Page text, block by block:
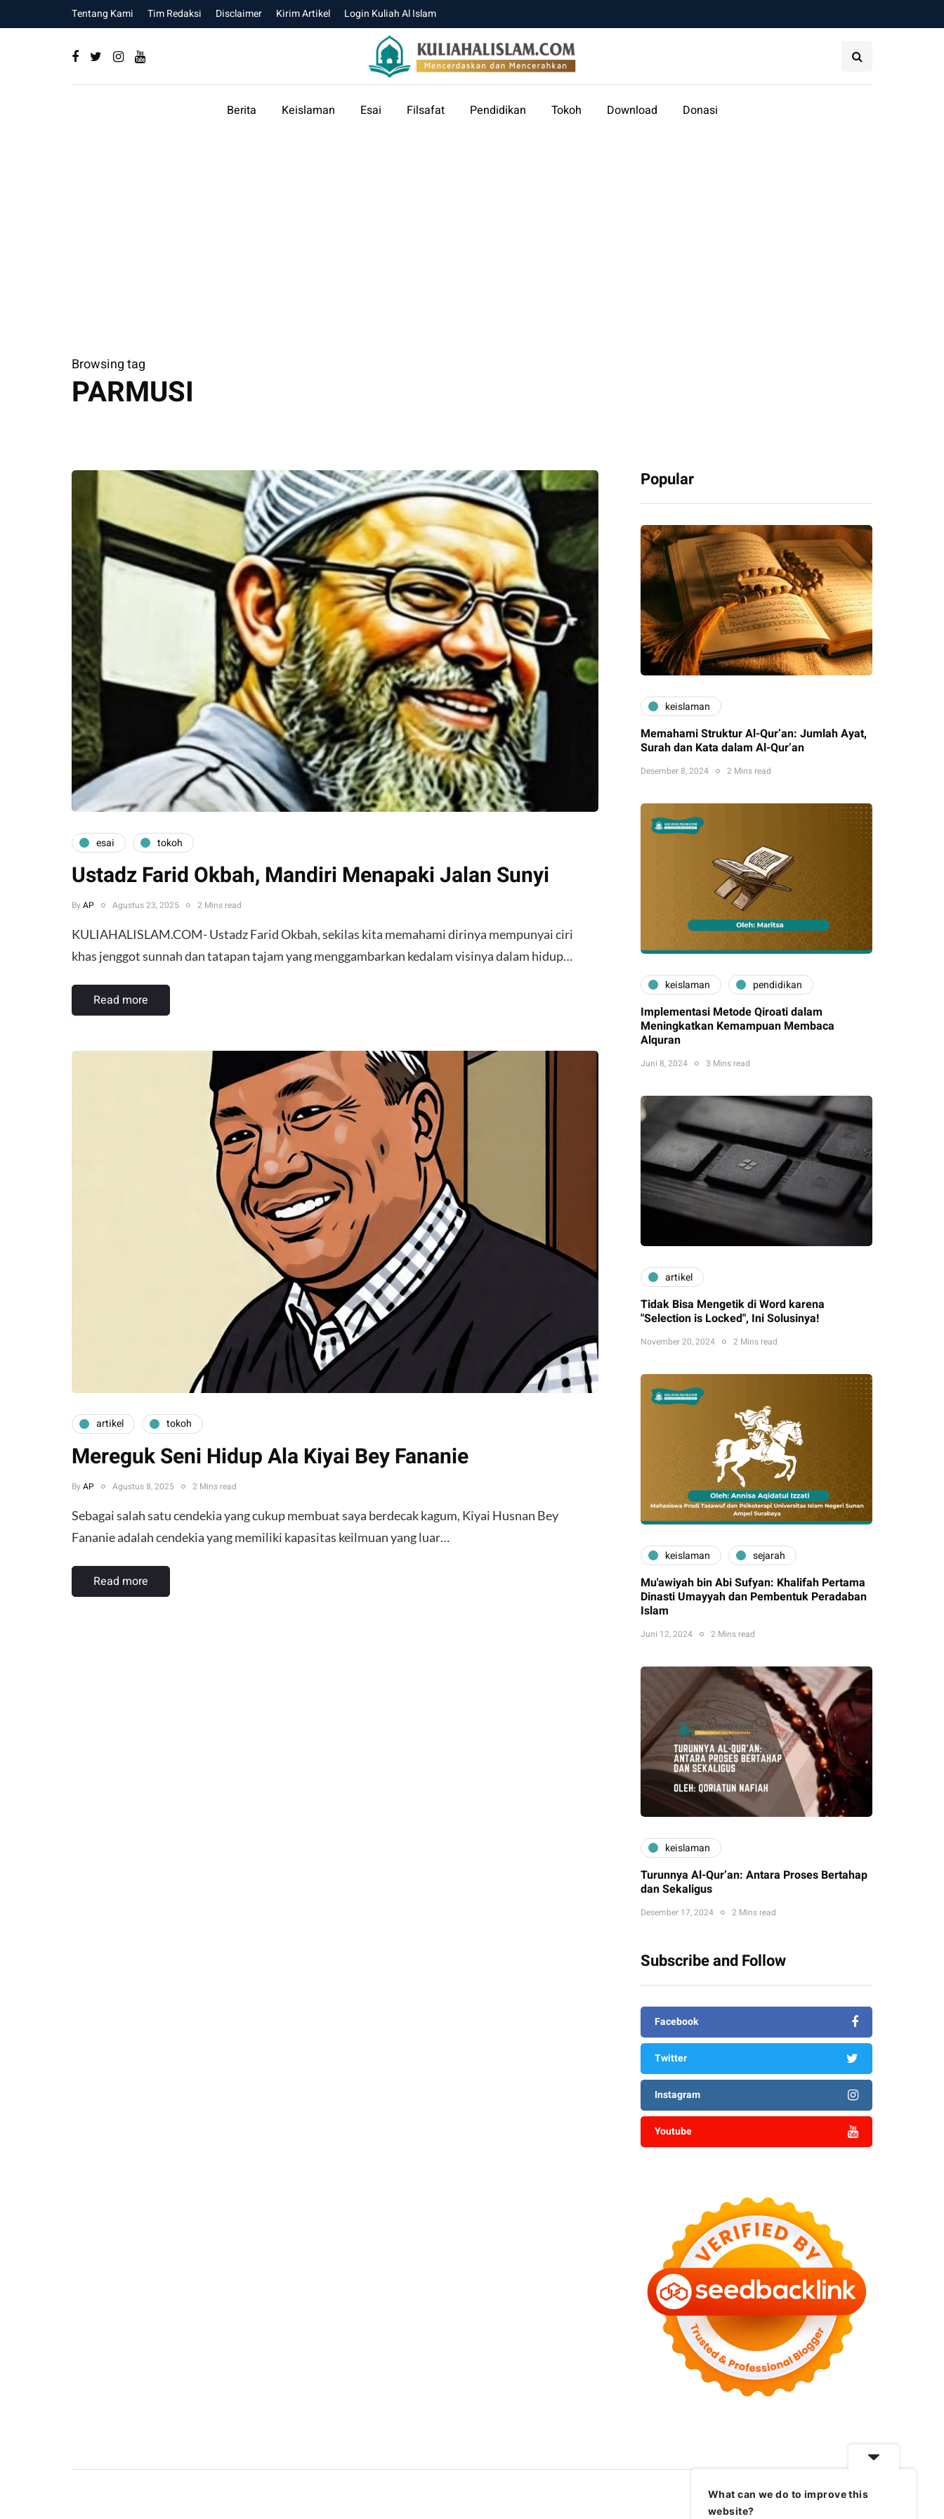
Tentang Kami Tim Redaksi Disclaimer Kirim Artikel Login Kuliah Al Islam
Berita Keislaman Esai Filsafat Pendidikan Tokoh Download Donasi
Browsing tag
PARMUSI
esai tokoh
Ustadz Farid Okbah, Mandiri Menapaki Jalan Sunyi
By AP Agustus 23, 2025 2 Mins read
KULIAHALISLAM.COM- Ustadz Farid Okbah, sekilas kita memahami dirinya mempunyai ciri
khas jenggot sunnah dan tatapan tajam yang menggambarkan kedalam visinya dalam hidup…
Read more
artikel tokoh
Mereguk Seni Hidup Ala Kiyai Bey Fananie
By AP Agustus 8, 2025 2 Mins read
Sebagai salah satu cendekia yang cukup membuat saya berdecak kagum, Kiyai Husnan Bey
Fananie adalah cendekia yang memiliki kapasitas keilmuan yang luar…
Read more
Popular
keislaman
Memahami Struktur Al-Qur’an: Jumlah Ayat,
Surah dan Kata dalam Al-Qur’an
Desember 8, 2024 2 Mins read
keislaman pendidikan
Implementasi Metode Qiroati dalam
Meningkatkan Kemampuan Membaca
Alquran
Juni 8, 2024 3 Mins read
artikel
Tidak Bisa Mengetik di Word karena
"Selection is Locked", Ini Solusinya!
November 20, 2024 2 Mins read
keislaman sejarah
Mu'awiyah bin Abi Sufyan: Khalifah Pertama
Dinasti Umayyah dan Pembentuk Peradaban
Islam
Juni 12, 2024 2 Mins read
keislaman
Turunnya Al-Qur’an: Antara Proses Bertahap
dan Sekaligus
Desember 17, 2024 2 Mins read
Subscribe and Follow
Facebook
Twitter
Instagram
Youtube
What can we do to improve this
website?